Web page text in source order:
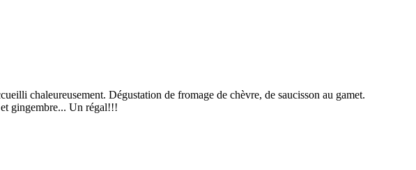
chaleureusement. Dégustation de fromage de chèvre, de saucisson au gamet.
gingembre... Un régal!!!